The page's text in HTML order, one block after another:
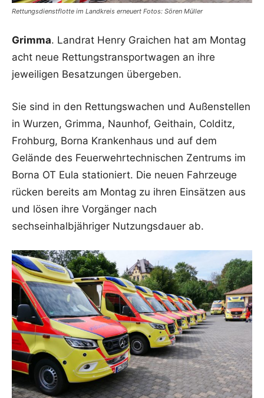
Rettungsdienstflotte im Landkreis erneuert Fotos: Sören Müller
Grimma. Landrat Henry Graichen hat am Montag
acht neue Rettungstransportwagen an ihre
jeweiligen Besatzungen übergeben.
Sie sind in den Rettungswachen und Außenstellen
in Wurzen, Grimma, Naunhof, Geithain, Colditz,
Frohburg, Borna Krankenhaus und auf dem
Gelände des Feuerwehrtechnischen Zentrums im
Borna OT Eula stationiert. Die neuen Fahrzeuge
rücken bereits am Montag zu ihren Einsätzen aus
und lösen ihre Vorgänger nach
sechseinhalbjähriger Nutzungsdauer ab.